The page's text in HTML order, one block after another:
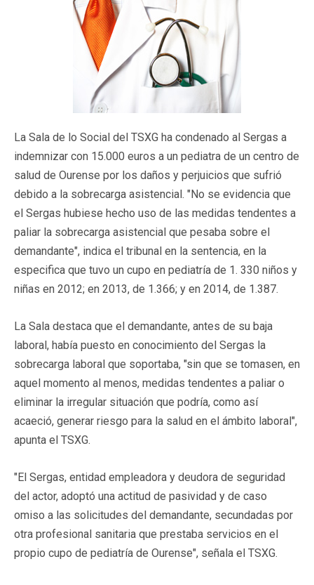
La Sala de lo Social del TSXG ha condenado al Sergas a
indemnizar con 15.000 euros a un pediatra de un centro de
salud de Ourense por los daños y perjuicios que sufrió
debido a la sobrecarga asistencial. "No se evidencia que
el Sergas hubiese hecho uso de las medidas tendentes a
paliar la sobrecarga asistencial que pesaba sobre el
demandante", indica el tribunal en la sentencia, en la
especifica que tuvo un cupo en pediatría de 1. 330 niños y
niñas en 2012; en 2013, de 1.366; y en 2014, de 1.387.
La Sala destaca que el demandante, antes de su baja
laboral, había puesto en conocimiento del Sergas la
sobrecarga laboral que soportaba, "sin que se tomasen, en
aquel momento al menos, medidas tendentes a paliar o
eliminar la irregular situación que podría, como así
acaeció, generar riesgo para la salud en el ámbito laboral",
apunta el TSXG.
"El Sergas, entidad empleadora y deudora de seguridad
del actor, adoptó una actitud de pasividad y de caso
omiso a las solicitudes del demandante, secundadas por
otra profesional sanitaria que prestaba servicios en el
propio cupo de pediatría de Ourense", señala el TSXG.